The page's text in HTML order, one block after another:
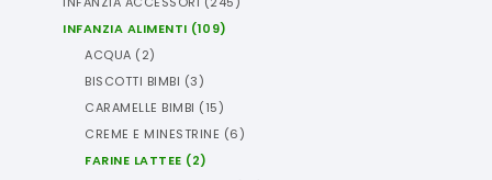
INFANZIA ALIMENTI (109)
ACQUA (2)
BISCOTTI BIMBI (3)
CARAMELLE BIMBI (15)
CREME E MINESTRINE (6)
FARINE LATTEE (2)